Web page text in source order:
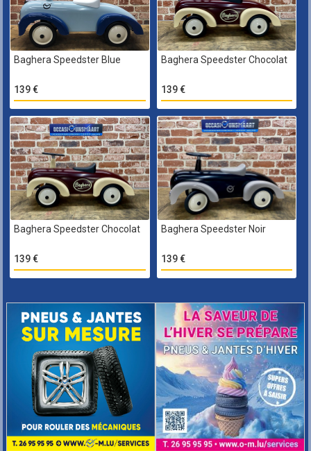
Baghera Speedster Blue
139 €
Baghera Speedster Chocolat
139 €
Baghera Speedster Chocolat
139 €
Baghera Speedster Noir
139 €